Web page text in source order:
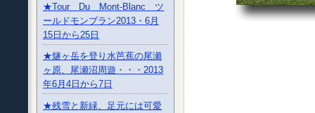
★Tour Du Mont-Blanc ツ
ールドモンブラン2013・6月
15日から25日
★燧ヶ岳を登り水芭蕉の尾瀬
ヶ原、尾瀬沼周遊・・・2013
年6月4日から7日
★残雪と新緑、足元には可愛